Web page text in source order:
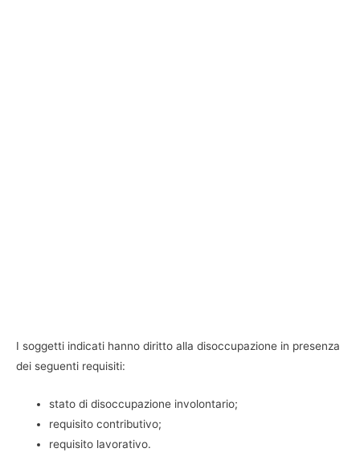
I soggetti indicati hanno diritto alla disoccupazione in presenza
dei seguenti requisiti:
stato di disoccupazione involontario;
requisito contributivo;
requisito lavorativo.